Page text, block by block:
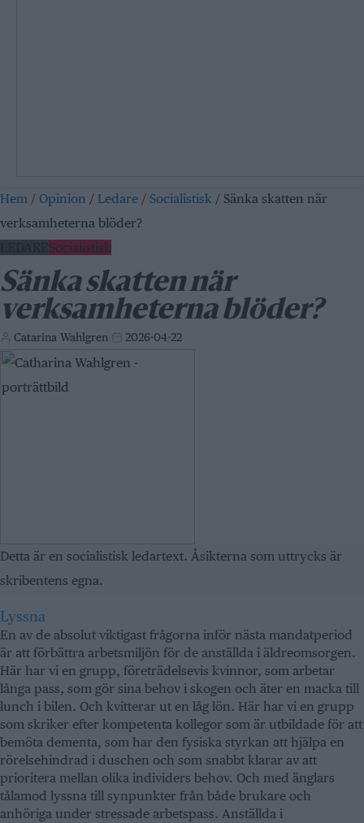
Hem / Opinion / Ledare / Socialistisk / Sänka skatten när
verksamheterna blöder?
Socialistisk
Sänka skatten när
verksamheterna blöder?
Catarina Wahlgren 2026-04-22
Detta är en socialistisk ledartext. Åsikterna som uttrycks är
skribentens egna.
Lyssna
En av de absolut viktigast frågorna inför nästa mandatperiod
är att förbättra arbetsmiljön för de anställda i äldreomsorgen.
Här har vi en grupp, företrädelsevis kvinnor, som arbetar
långa pass, som gör sina behov i skogen och äter en macka till
lunch i bilen. Och kvitterar ut en låg lön. Här har vi en grupp
som skriker efter kompetenta kollegor som är utbildade för att
bemöta dementa, som har den fysiska styrkan att hjälpa en
rörelsehindrad i duschen och som snabbt klarar av att
prioritera mellan olika individers behov. Och med änglars
tålamod lyssna till synpunkter från både brukare och
anhöriga under stressade arbetspass. Anställda i